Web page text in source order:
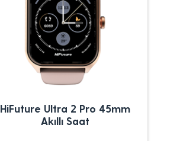
HiFuture Ultra 2 Pro 45mm
Akıllı Saat